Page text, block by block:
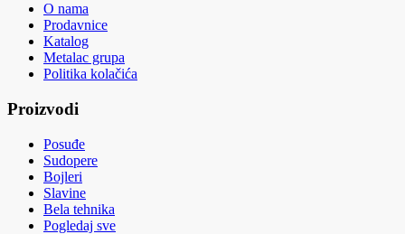
O nama
Prodavnice
Katalog
Metalac grupa
Politika kolačića
Proizvodi
Posuđe
Sudopere
Bojleri
Slavine
Bela tehnika
Pogledaj sve